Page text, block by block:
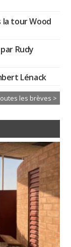
la tour Wood
Rudy
Lénack
les brèves >